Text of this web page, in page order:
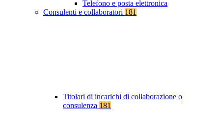
Telefono e posta elettronica
Consulenti e collaboratori 181
Titolari di incarichi di collaborazione o
consulenza 181